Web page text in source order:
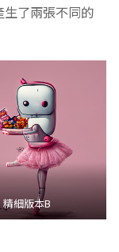
了兩張不同的
精細版本B